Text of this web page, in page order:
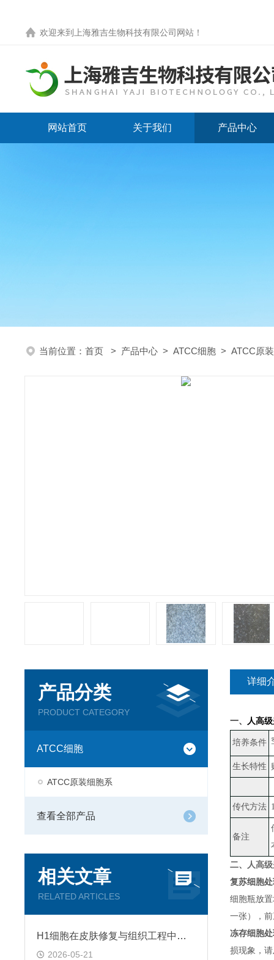
欢迎来到 上海雅吉生物科技有限公司网站 ！
网站首页 关于我们 产品中心
当前位置： 首页 > 产品中心 > ATCC细胞 > ATCC原
产品分类
PRODUCT CATEGORY
ATCC细胞
ATCC原装细胞系
查看全部产品
相关文章
RELATED ARTICLES
H1细胞在皮肤修复与组织工程中的应用前景
2026-05-21
详细
一、 人高
培养条件
生长特性
传代方法
备注
二、
人高
复苏细胞
细胞瓶放
一张）
，
冻存细胞
损现象，